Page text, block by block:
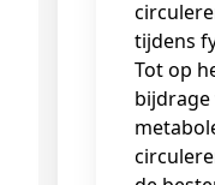
tijdens
Tot op
bijdrage